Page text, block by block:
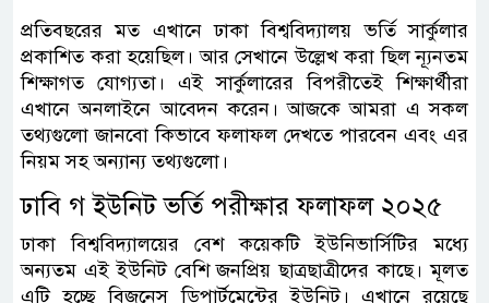
প্রতিবছরের মত এখানে ঢাকা বিশ্ববিদ্যালয় ভর্তি সার্কুলার
প্রকাশিত করা হয়েছিল। আর সেখানে উল্লেখ করা ছিল ন্যূনতম
শিক্ষাগত যোগ্যতা। এই সার্কুলারের বিপরীতেই শিক্ষার্থীরা
এখানে অনলাইনে আবেদন করেন। আজকে আমরা এ সকল
তথ্যগুলো জানবো কিভাবে ফলাফল দেখতে পারবেন এবং এর
নিয়ম সহ অন্যান্য তথ্যগুলো।
ঢাবি গ ইউনিট ভর্তি পরীক্ষার ফলাফল ২০২৫
ঢাকা বিশ্ববিদ্যালয়ের বেশ কয়েকটি ইউনিভার্সিটির মধ্যে
অন্যতম এই ইউনিট বেশি জনপ্রিয় ছাত্রছাত্রীদের কাছে। মূলত
এটি হচ্ছে বিজনেস ডিপার্টমেন্টের ইউনিট। এখানে রয়েছে